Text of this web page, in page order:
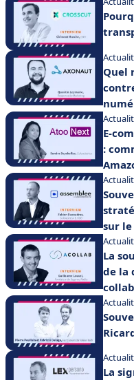
Quel
E-
:
sur
La
de la
La